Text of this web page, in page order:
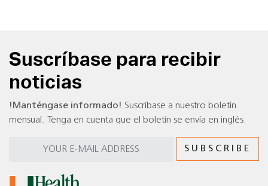
Suscríbase para recibir
noticias
!Manténgase informado! Suscríbase a nuestro boletín
mensual. Tenga en cuenta que el boletín se envía en inglés.